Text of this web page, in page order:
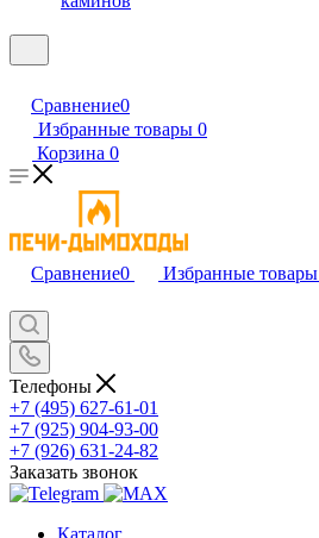
Сравнение0
Избранные товары 0
Корзина 0
Сравнение0 Избранные товары
Телефоны
+7 (495) 627-61-01
+7 (925) 904-93-00
+7 (926) 631-24-82
Заказать звонок
Каталог